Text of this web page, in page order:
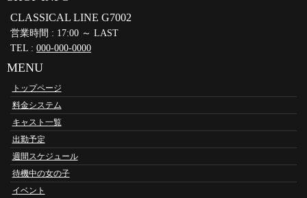
CLASSICAL LINE G7002
営業時間 : 17:00 ～ LAST
TEL : 000-000-0000
MENU
トップページ
料金システム
キャスト一覧
出勤予定
週間スケジュール
待機中の女の子
イベント